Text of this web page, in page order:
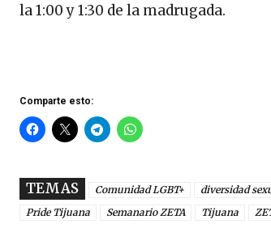
la 1:00 y 1:30 de la madrugada.
Comparte esto:
TEMAS Comunidad LGBT+ diversidad
Pride Tijuana
Semanario ZETA Tijuana